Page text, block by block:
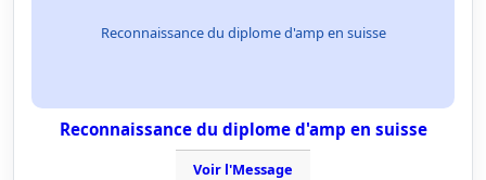
Reconnaissance du diplome d'amp en suisse
Reconnaissance du diplome d'amp en suisse
Voir l'Message